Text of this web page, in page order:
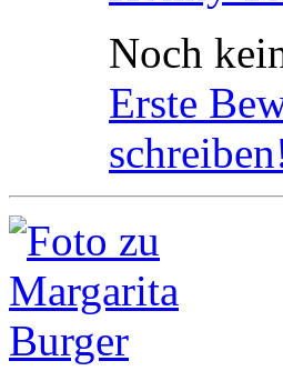
Noch
Erste